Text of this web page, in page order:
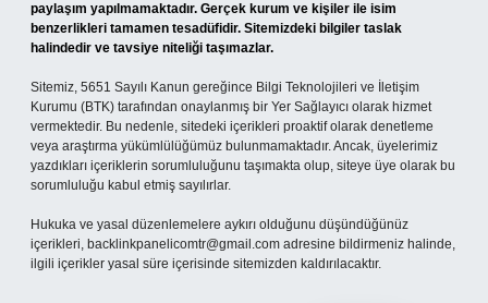
paylaşım yapılmamaktadır. Gerçek kurum ve kişiler ile isim
benzerlikleri tamamen tesadüfidir. Sitemizdeki bilgiler taslak
halindedir ve tavsiye niteliği taşımazlar.
Sitemiz, 5651 Sayılı Kanun gereğince Bilgi Teknolojileri ve İletişim
Kurumu (BTK) tarafından onaylanmış bir Yer Sağlayıcı olarak hizmet
vermektedir. Bu nedenle, sitedeki içerikleri proaktif olarak denetleme
veya araştırma yükümlülüğümüz bulunmamaktadır. Ancak, üyelerimiz
yazdıkları içeriklerin sorumluluğunu taşımakta olup, siteye üye olarak bu
sorumluluğu kabul etmiş sayılırlar.
Hukuka ve yasal düzenlemelere aykırı olduğunu düşündüğünüz
içerikleri, backlinkpanelicomtr@gmail.com adresine bildirmeniz halinde,
ilgili içerikler yasal süre içerisinde sitemizden kaldırılacaktır.